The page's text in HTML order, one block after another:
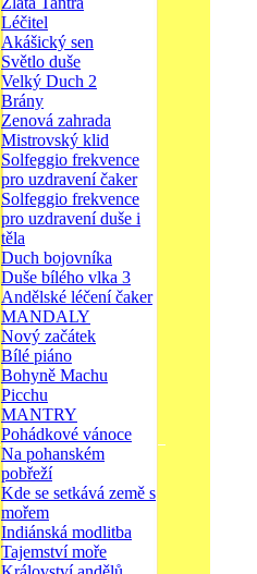
Léčitel
Akášický sen
Světlo duše
Velký Duch 2
Brány
Zenová zahrada
Mistrovský klid
Solfeggio frekvence
pro uzdravení čaker
Solfeggio frekvence
pro uzdravení duše i
těla
Duch bojovníka
Duše bílého vlka 3
Andělské léčení čaker
MANDALY
Nový začátek
Bílé piáno
Bohyně Machu
Picchu
MANTRY
Pohádkové vánoce
Na pohanském
pobřeží
Kde se setkává země s
mořem
Indiánská modlitba
Tajemství moře